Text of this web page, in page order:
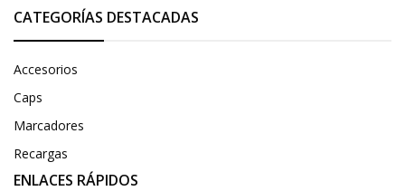
CATEGORÍAS DESTACADAS
Accesorios
Caps
Marcadores
Recargas
ENLACES RÁPIDOS